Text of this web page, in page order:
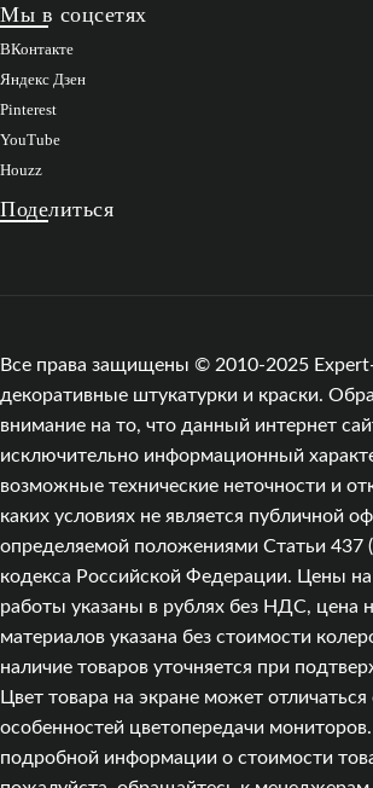
Мы в соцсетях
ВКонтакте
Яндекс Дзен
Pinterest
YouTube
Houzz
Поделиться
Все права защищены © 2010-2025
декоративные штукатурки и краски.
внимание на то, что данный интернет
исключительно информационный
возможные технические неточности и
каких условиях не является публичной
определяемой положениями Статьи 437
кодекса Российской Федерации. Цены
работы указаны в рублях без НДС, цена
материалов указана без стоимости
наличие товаров уточняется при
Цвет товара на экране может отличаться
особенностей цветопередачи
подробной информации о стоимости